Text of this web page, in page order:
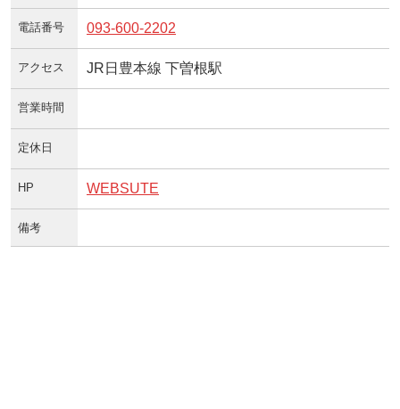
電話番号 093-600-2202
アクセス JR日豊本線 下曽根駅
営業時間
定休日
HP WEBSUTE
備考